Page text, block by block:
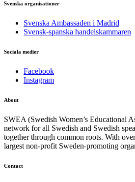
Svenska organisationer
Svenska Ambassaden i Madrid
Svensk-spanska handelskammaren
Sociala medier
Facebook
Instagram
About
SWEA (Swedish Women’s Educational
network for all Swedish and Swedish
together through common roots. With
largest non-profit Sweden-promoting
Contact